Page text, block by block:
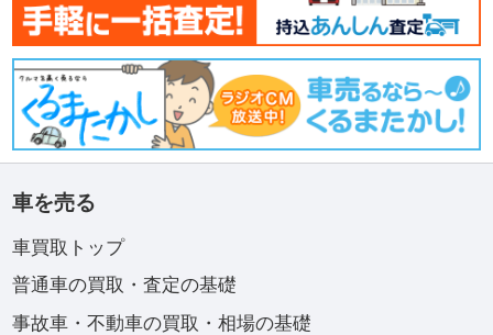
車を売る
車買取トップ
普通車の買取・査定の基礎
事故車・不動車の買取・相場の基礎